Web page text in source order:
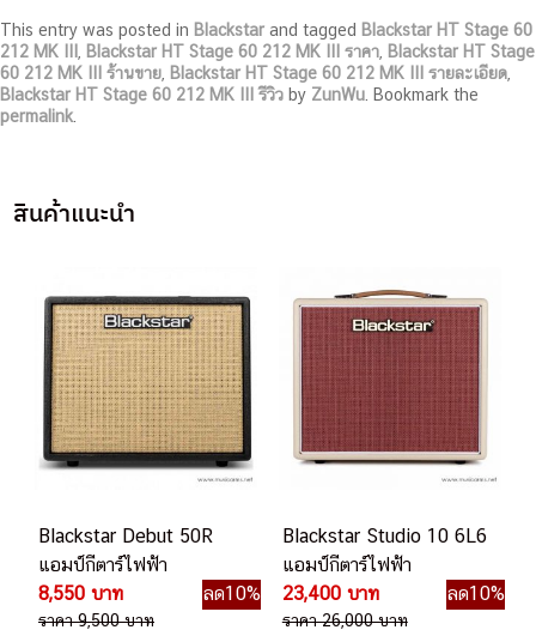
This entry was posted in Blackstar and tagged Blackstar HT Stage 60
212 MK III Blackstar HT Stage 60 212 MK III ราคา Blackstar HT Stage
60 212 MK III ร้านขาย Blackstar HT Stage 60 212 MK III รายละเอียด
Blackstar HT Stage 60 212 MK III รีวิว by ZunWu . Bookmark the
permalink
สินค้าแนะนำ
Blackstar Debut 50R
แอมป์กีตาร์ไฟฟ้า
8,550 บาท
ลด10%
ราคา 9,500 บาท
Blackstar Studio 10 6L6
แอมป์กีตาร์ไฟฟ้า
23,400 บาท
ลด10%
ราคา 26,000 บาท